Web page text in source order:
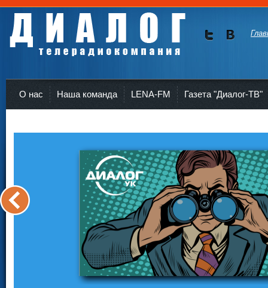
О нас Наша команда LENA-FM Газета "Диалог-ТВ"